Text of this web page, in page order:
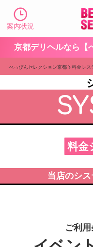
案内状況
京都デリヘルなら【
べっぴんセレクション京都 料金シス
料金
当店のシ
ご利